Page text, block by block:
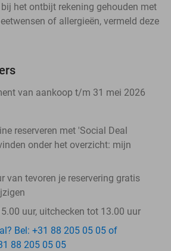
het ontbijt rekening gehouden met
of allergieën, vermeld deze
van aankoop t/m 31 mei 2026
reserveren met 'Social Deal
onder het overzicht: mijn
van tevoren je reservering gratis
uur, uitchecken tot 13.00 uur
Bel: +31 88 205 05 05 of
88 205 05 05